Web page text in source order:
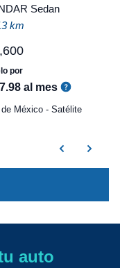
Sedan
km
,600
por
.98 al mes
de México - Satélite
auto